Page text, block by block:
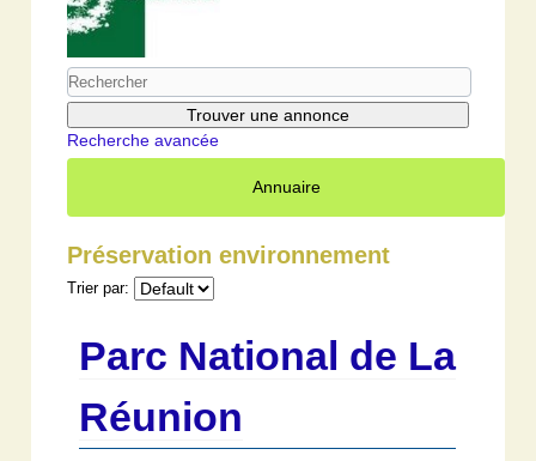
Recherche avancée
Annuaire
Préservation environnement
Trier par:
Parc National de La
Réunion